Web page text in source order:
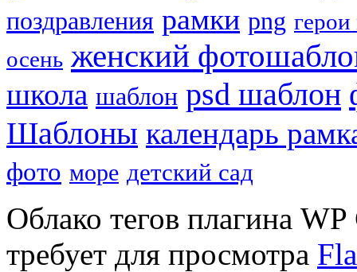
поздравления рамки png
осень женский
школа шаблон psd шаблон
Шаблоны календарь
фото море детский сад
Облако тегов плагина
требует для просмотра